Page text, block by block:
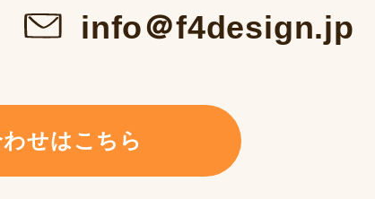
info＠f4design.jp
せはこちら